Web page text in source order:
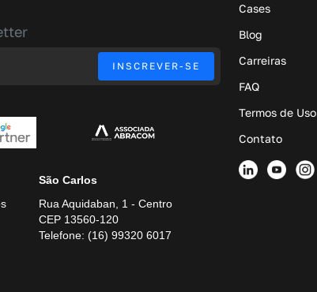
São Carlos
Rua Aquidaban, 1 - Centro
CEP 13560-120
Telefone: (16) 99320 6017
Cases
Blog
Carreiras
FAQ
Termos de Uso
Contato